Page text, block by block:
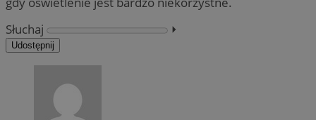
Słuchaj
⏵︎
Udostępnij